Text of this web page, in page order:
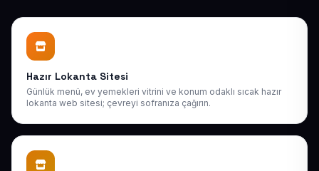
Hazır Lokanta Sitesi
Günlük menü, ev yemekleri vitrini ve konum odaklı sıcak hazır
lokanta web sitesi; çevreyi sofranıza çağırın.